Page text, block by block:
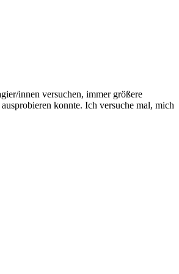
innen versuchen, immer größere
konnte. Ich versuche mal, mich